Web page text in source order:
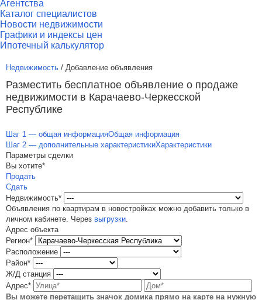
Агентства
Каталог специалистов
Новости недвижимости
Графики и индексы цен
Ипотечный калькулятор
Недвижимость / Добавление объявления
Разместить бесплатное объявление о продаже
недвижимости в Карачаево-Черкесской
Республике
Шаг 1 — общая информацияОбщая информация
Шаг 2 — дополнительные характеристикиХарактеристики
Параметры сделки
Вы хотите*
Продать
Сдать
Недвижимость*
Объявления по квартирам в новостройках можно добавить только в
личном кабинете. Через выгрузки.
Адрес объекта
Регион*
Расположение
Район*
Ж/Д станция
Адрес*
Вы можете перетащить значок домика прямо на карте на нужную